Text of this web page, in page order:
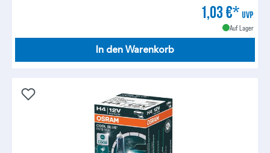
1,03 €* UVP
Auf Lager
In den Warenkorb